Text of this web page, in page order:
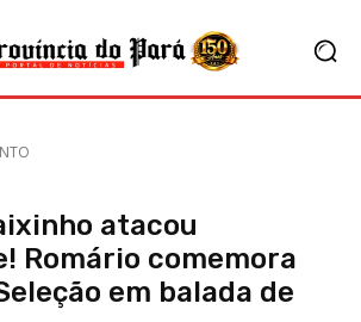
atacou
Romário comemora
em balada de